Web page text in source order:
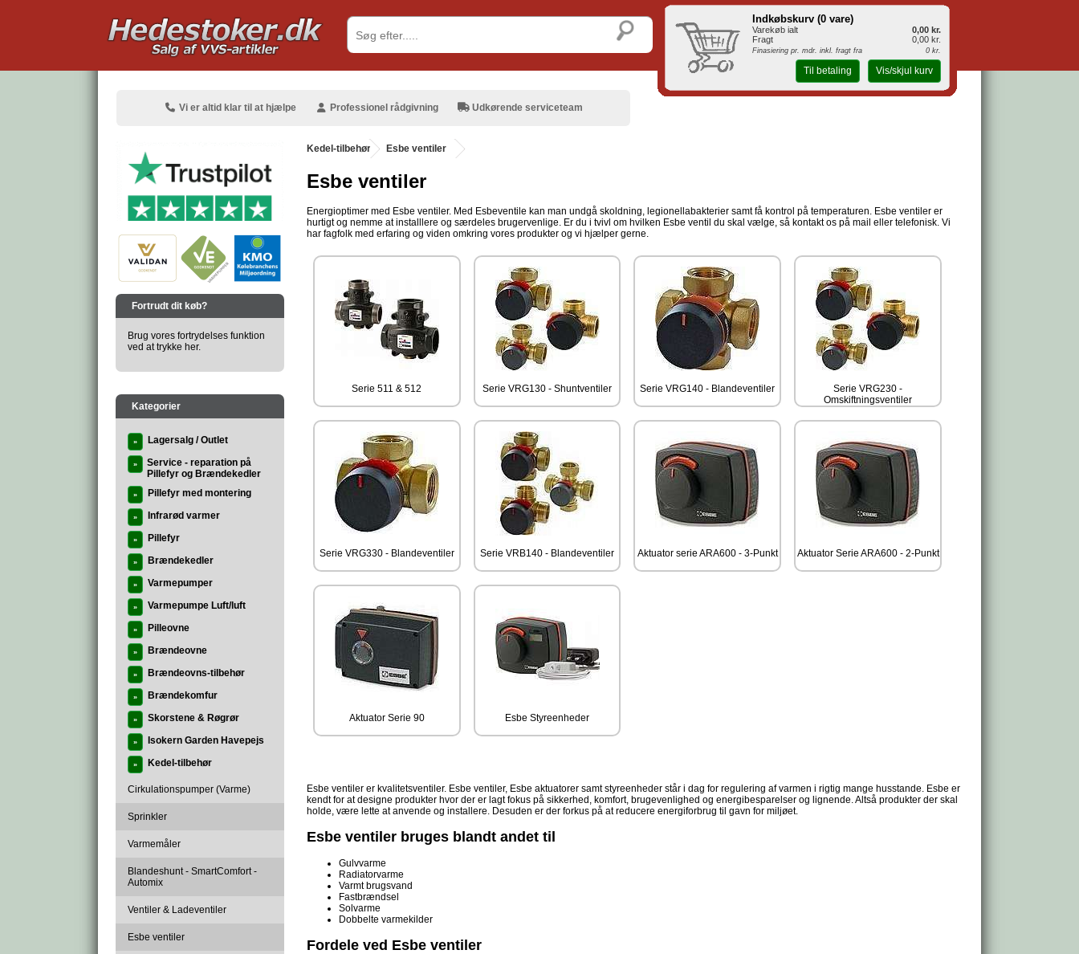
Vi er altid klar til at hjælpe Professionel rådgivning Udkørende serviceteam
Fortrudt dit køb?
Brug vores fortrydelses funktion
ved at trykke her.
Kategorier
» Lagersalg / Outlet
»
Service - reparation på
Pillefyr og Brændekedler
» Pillefyr med montering
» Infrarød varmer
» Pillefyr
» Brændekedler
» Varmepumper
» Varmepumpe Luft/luft
» Pilleovne
» Brændeovne
» Brændeovns-tilbehør
» Brændekomfur
» Skorstene & Røgrør
» Isokern Garden Havepejs
» Kedel-tilbehør
Cirkulationspumper (Varme)
Sprinkler
Varmemåler
Blandeshunt - SmartComfort -
Automix
Ventiler & Ladeventiler
Esbe ventiler
Kedel-tilbehør . Esbe ventiler
Esbe ventiler
Energioptimer med Esbe ventiler. Med Esbeventile kan man undgå skoldning, legionellabakterier samt få kontrol på temperaturen. Esbe ventiler er
hurtigt og nemme at installlere og særdeles brugervenlige. Er du i tvivl om hvilken Esbe ventil du skal vælge, så kontakt os på mail eller telefonisk. Vi
har fagfolk med erfaring og viden omkring vores produkter og vi hjælper gerne.
Serie 511 & 512 Serie VRG130 - Shuntventiler Serie VRG140 - Blandeventiler
Serie VRG230 -
Omskiftningsventiler
Serie VRG330 - Blandeventiler Serie VRB140 - Blandeventiler Aktuator serie ARA600 - 3-Punkt Aktuator Serie ARA600 - 2-Punkt
Aktuator Serie 90 Esbe Styreenheder
Esbe ventiler er kvalitetsventiler. Esbe ventiler, Esbe aktuatorer samt styreenheder står i dag for regulering af varmen i rigtig mange husstande. Esbe er
kendt for at designe produkter hvor der er lagt fokus på sikkerhed, komfort, brugevenlighed og energibesparelser og lignende. Altså produkter der skal
holde, være lette at anvende og installere. Desuden er der forkus på at reducere energiforbrug til gavn for miljøet.
Esbe ventiler bruges blandt andet til
Gulvvarme
Radiatorvarme
Varmt brugsvand
Fastbrændsel
Solvarme
Dobbelte varmekilder
Fordele ved Esbe ventiler
Indkøbskurv (0 vare)
Varekøb ialt
0,00 kr.
Fragt
0,00 kr.
Finasiering pr. mdr. inkl. fragt fra 0 kr.
Til betaling Vis/skjul kurv